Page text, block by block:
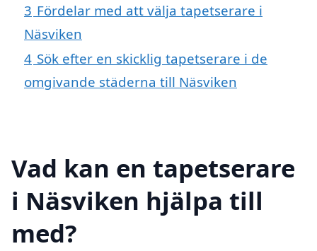
3 Fördelar med att välja tapetserare i
Näsviken
4 Sök efter en skicklig tapetserare i de
omgivande städerna till Näsviken
Vad kan en tapetserare
i Näsviken hjälpa till
med?